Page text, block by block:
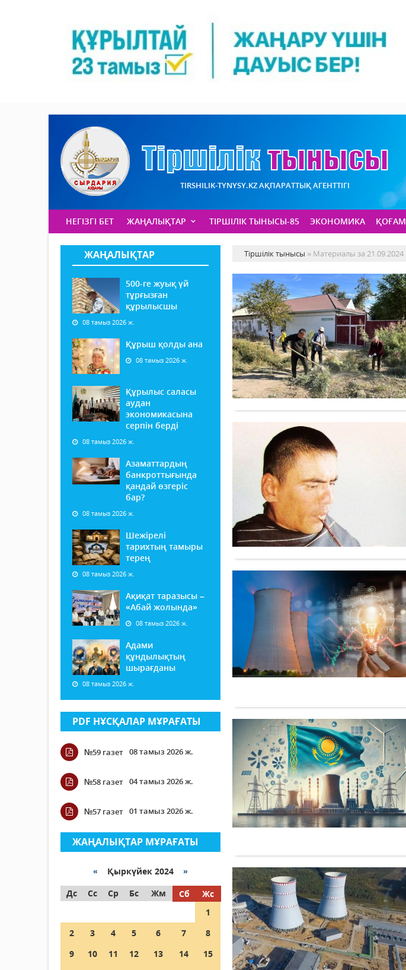
TIRSHILIK-TYNYSY.KZ АҚПАРАТТЫҚ АГЕНТТІГІ
НЕГІЗГІ БЕТ ЖАҢАЛЫҚТАР ТІРШІЛІК ТЫНЫСЫ-85 ЭКОНОМИКА ҚОҒАМ
ЖАҢАЛЫҚТАР
500-ге жуық үй
тұрғызған
құрылысшы
08 тамыз 2026 ж.
Құрыш қолды ана
08 тамыз 2026 ж.
Құрылыс саласы
аудан
экономикасына
серпін берді
08 тамыз 2026 ж.
Азаматтардың
банкроттығында
қандай өзгеріс
бар?
08 тамыз 2026 ж.
Шежірелі
тарихтың тамыры
терең
08 тамыз 2026 ж.
Ақиқат таразысы –
«Абай жолында»
08 тамыз 2026 ж.
Адами
құндылықтың
шырағданы
08 тамыз 2026 ж.
PDF НҰСҚАЛАР МҰРАҒАТЫ
№59 газет 08 тамыз 2026 ж.
№58 газет 04 тамыз 2026 ж.
№57 газет 01 тамыз 2026 ж.
ЖАҢАЛЫҚТАР МҰРАҒАТЫ
« Қыркүйек 2024 »
Дс
Сс Ср Бс Жм Сб
Жс
1
2
3 4 5 6 7
8
9
10 11 12 13 14
15
Тіршілік тынысы » Материалы за 21.09.2024